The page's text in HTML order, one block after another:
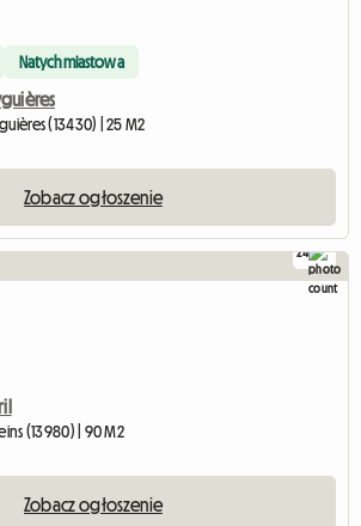
Natychmiastowa
(13430) | 25 M2
Zobacz ogłoszenie
24
(13980) | 90 M2
Zobacz ogłoszenie